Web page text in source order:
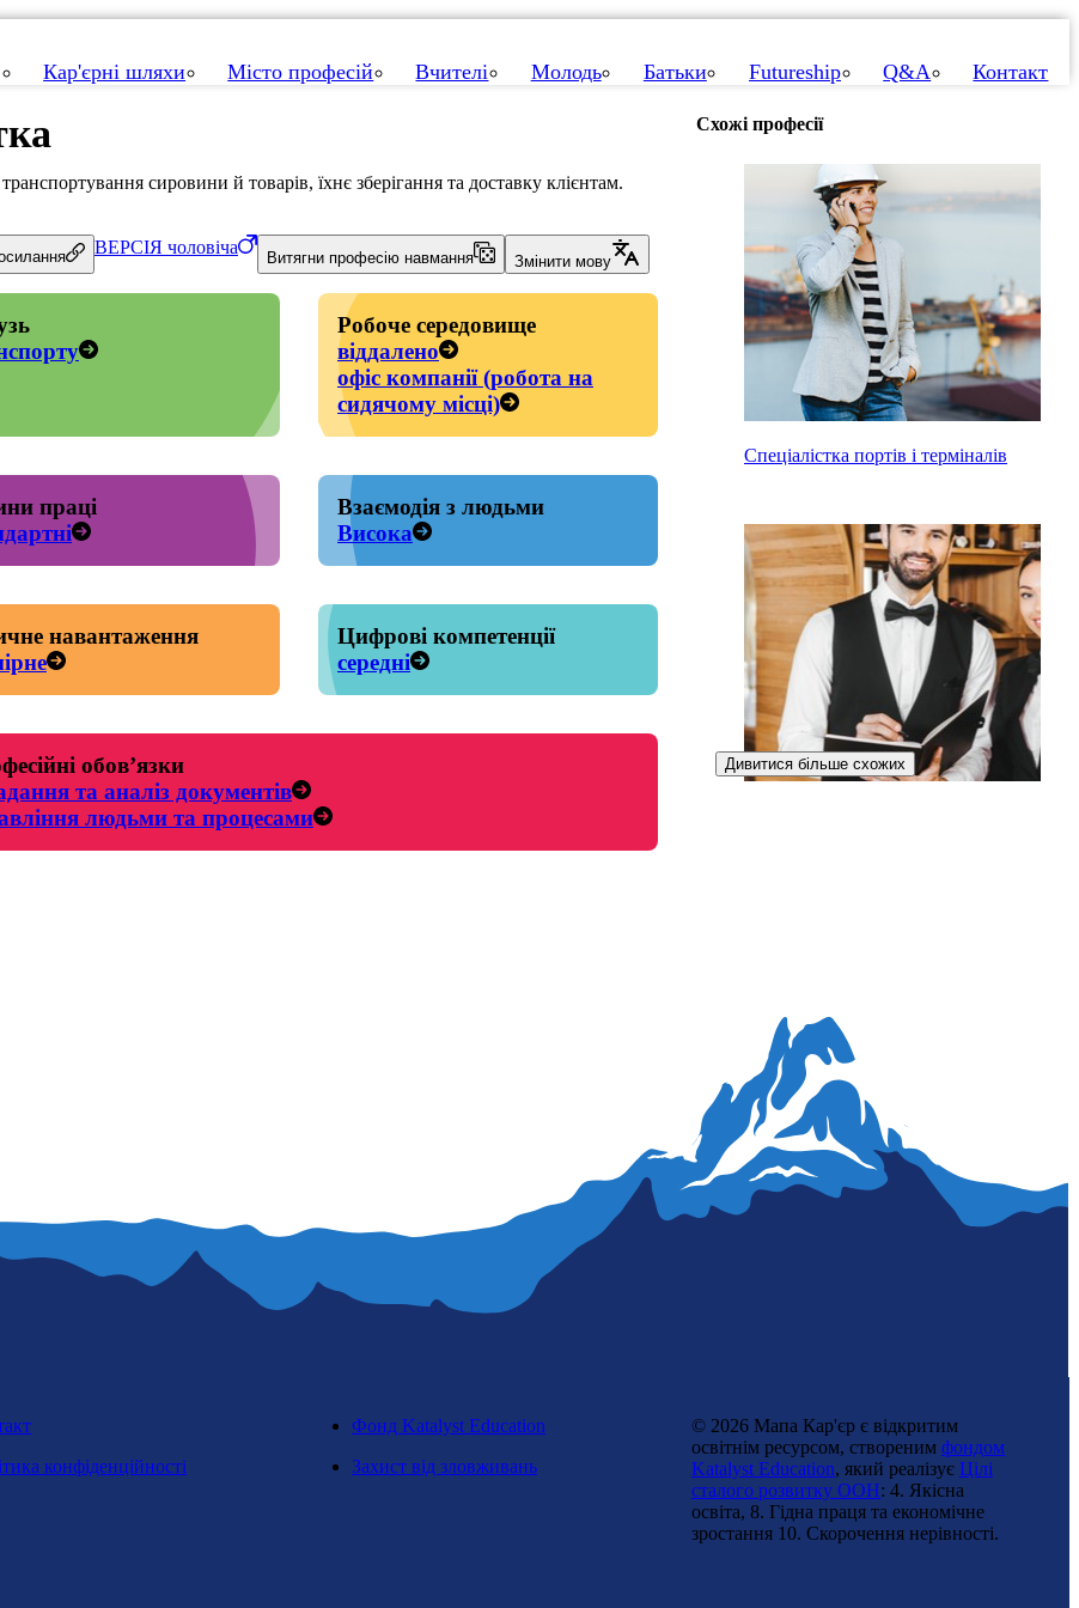
Кар'єрні шляхи Місто професій Вчителі Молодь Батьки Futureship Q&A Контакт
сировини й товарів, їхнє зберігання та доставку клієнтам.
ВЕРСІЯ чоловіча
Витягни професію навмання Змінити мову
Робоче середовище
віддалено
офіс компанії (робота на
сидячому місці)
праці
Взаємодія з людьми
Висока
навантаження
Цифрові компетенції
середні
обов’язки
та аналіз документів
людьми та процесами
Схожі професії
Спеціалістка портів і терміналів
Експедиторка
Менеджерка ресторану
Дивитися більше схожих
конфіденційності
Фонд Katalyst Education
Захист від зловживань
© 2026 Мапа Кар'єр є відкритим
освітнім ресурсом, створеним фондом
Katalyst Education, який реалізує Цілі
сталого розвитку ООН: 4. Якісна
освіта, 8. Гідна праця та економічне
зростання 10. Cкорочення нерівності.